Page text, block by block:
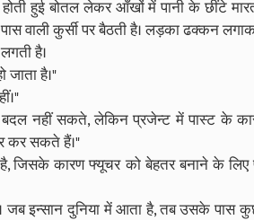
हुई बोतल लेकर आँखों में पानी के छींटे
वाली कुर्सी पर बैठती है। लड़का ढक्कन
है।
है।"
नहीं सकते, लेकिन प्रजेन्ट में पास्ट के
कर सकते हैं।"
जिसके कारण फ्यूचर को बेहतर बनाने के
इन्सान दुनिया में आता है, तब उसके पास कुछ